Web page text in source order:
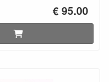
€ 95.00